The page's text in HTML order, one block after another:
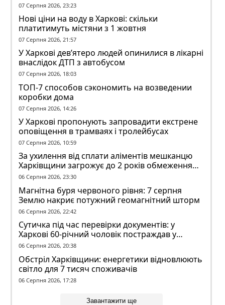
07 Серпня 2026, 23:23
Нові ціни на воду в Харкові: скільки
платитимуть містяни з 1 жовтня
07 Серпня 2026, 21:57
У Харкові дев’ятеро людей опинилися в лікарні
внаслідок ДТП з автобусом
07 Серпня 2026, 18:03
ТОП-7 способов сэкономить на возведении
коробки дома
07 Серпня 2026, 14:26
У Харкові пропонують запровадити екстрене
оповіщення в трамваях і тролейбусах
07 Серпня 2026, 10:59
За ухилення від сплати аліментів мешканцю
Харківщини загрожує до 2 років обмеження
волі
06 Серпня 2026, 23:30
Магнітна буря червоного рівня: 7 серпня
Землю накриє потужний геомагнітний шторм
06 Серпня 2026, 22:42
Сутичка під час перевірки документів: у
Харкові 60-річний чоловік постраждав у
конфлікті з ТЦК
06 Серпня 2026, 20:38
Обстріл Харківщини: енергетики відновлюють
світло для 7 тисяч споживачів
06 Серпня 2026, 17:28
Завантажити ще